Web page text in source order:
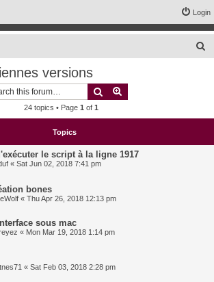
Login
versions
Search
24 topics • Page 1 of 1
Topics
le script à la ligne 1917
« Sat Jun 02, 2018 7:41 pm
bones
« Thu Apr 26, 2018 12:13 pm
sous mac
« Mon Mar 19, 2018 1:14 pm
« Sat Feb 03, 2018 2:28 pm